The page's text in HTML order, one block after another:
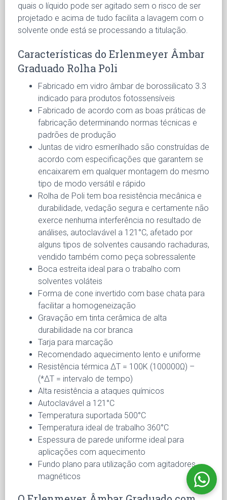
quais o líquido pode ser agitado sem o risco de ser
projetado e acima de tudo facilita a lavagem com o
solvente onde está se processando a titulação.
Características do Erlenmeyer Âmbar
Graduado Rolha Poli
Fabricado em vidro âmbar de borossilicato 3.3
indicado para produtos fotossensíveis
Fabricado de acordo com as boas práticas de
fabricação determinando normas técnicas e
padrões de produção
Juntas de vidro esmerilhado são construídas de
acordo com especificações que garantem se
encaixarem em qualquer montagem do mesmo
tipo de modo versátil e rápido
Rolha de Poli tem boa resistência mecânica e
durabilidade, vedação segura e certamente não
exerce nenhuma interferência no resultado de
análises, autoclavável a 121°C, afetado por
alguns tipos de solventes causando rachaduras,
vendido também como peça sobressalente
Boca estreita ideal para o trabalho com
solventes voláteis
Forma de cone invertido com base chata para
facilitar a homogeneização
Gravação em tinta cerâmica de alta
durabilidade na cor branca
Tarja para marcação
Recomendado aquecimento lento e uniforme
Resistência térmica ΔT = 100K (100000Ω) –
(*ΔT = intervalo de tempo)
Alta resistência a ataques químicos
Autoclavável a 121°C
Temperatura suportada 500°C
Temperatura ideal de trabalho 360°C
Espessura de parede uniforme ideal para
aplicações com aquecimento
Fundo plano para utilização com agitadores
magnéticos